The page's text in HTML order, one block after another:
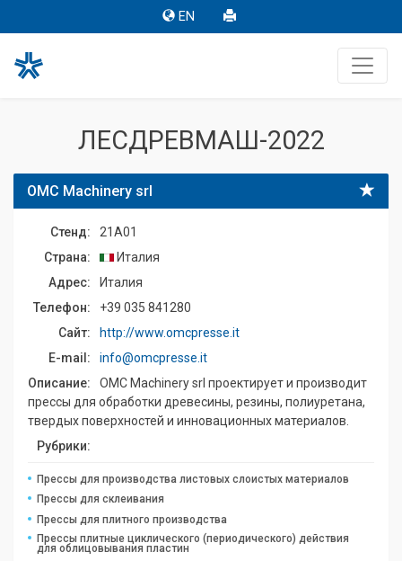
EN
ЛЕСДРЕВМАШ-2022
OMC Machinery srl
Стенд:
21A01
Страна:
Италия
Адрес:
Италия
Телефон:
+39 035 841280
Сайт:
http://www.omcpresse.it
E-mail:
info@omcpresse.it
Описание:
OMC Machinery srl проектирует и производит
прессы для обработки древесины, резины, полиуретана,
твердых поверхностей и инновационных материалов.
Рубрики:
Прессы для производства листовых слоистых материалов
Прессы для склеивания
Прессы для плитного производства
Прессы плитные циклического (периодического) действия
для облицовывания пластин